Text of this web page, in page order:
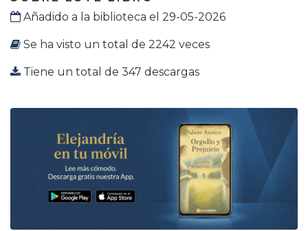
Añadido a la biblioteca el 29-05-2026
Se ha visto un total de 2242 veces
Tiene un total de 347 descargas